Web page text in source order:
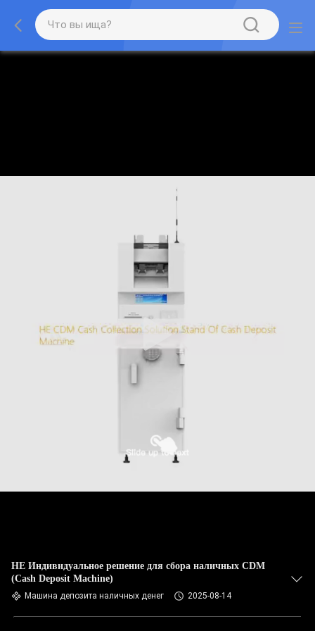
HE Индивидуальное решение для сбора наличных CDM
(Cash Deposit Machine)
Машина депозита наличных денег 2025-08-14